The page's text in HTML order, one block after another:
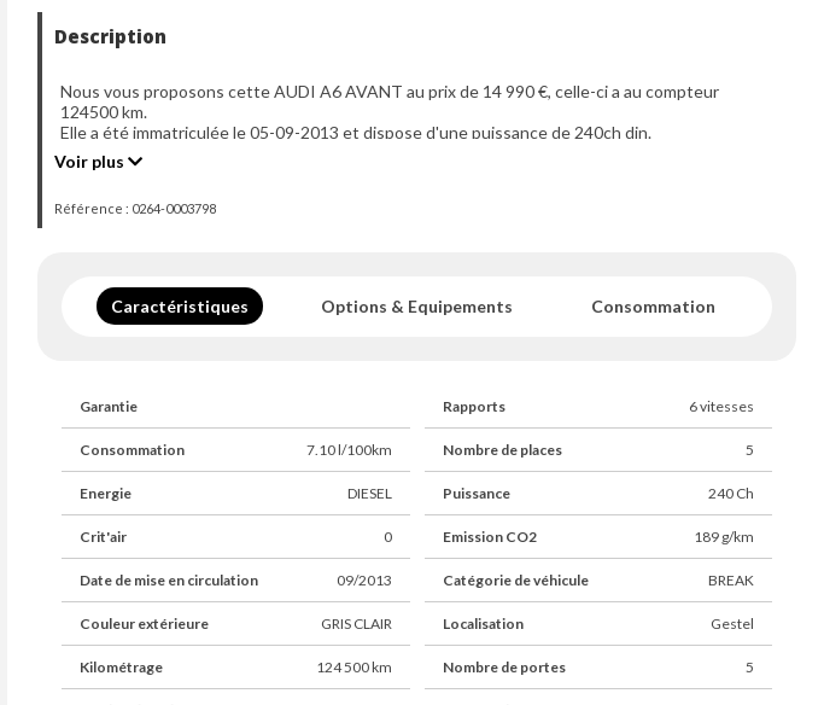
Description
Nous vous proposons cette AUDI A6 AVANT au prix de 14 990 €, celle-ci a au compteur
124500 km.
Elle a été immatriculée le 05-09-2013 et dispose d'une puissance de 240ch din.
Voir plus
Référence : 0264-0003798
Caractéristiques Options & Equipements Consommation
Garantie
Consommation 7.10 l/100km
Energie DIESEL
Crit'air 0
Date de mise en circulation 09/2013
Couleur extérieure GRIS CLAIR
Kilométrage 124 500 km
Rapports 6 vitesses
Nombre de places 5
Puissance 240 Ch
Emission CO2 189 g/km
Catégorie de véhicule BREAK
Localisation Gestel
Nombre de portes 5